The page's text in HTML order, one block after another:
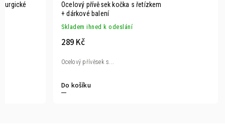
Ocelový přívěsek kočka s řetízkem
+ dárkové balení
Skladem ihned k odeslání
289 Kč
Do košíku
Ocelový přívěsek s...